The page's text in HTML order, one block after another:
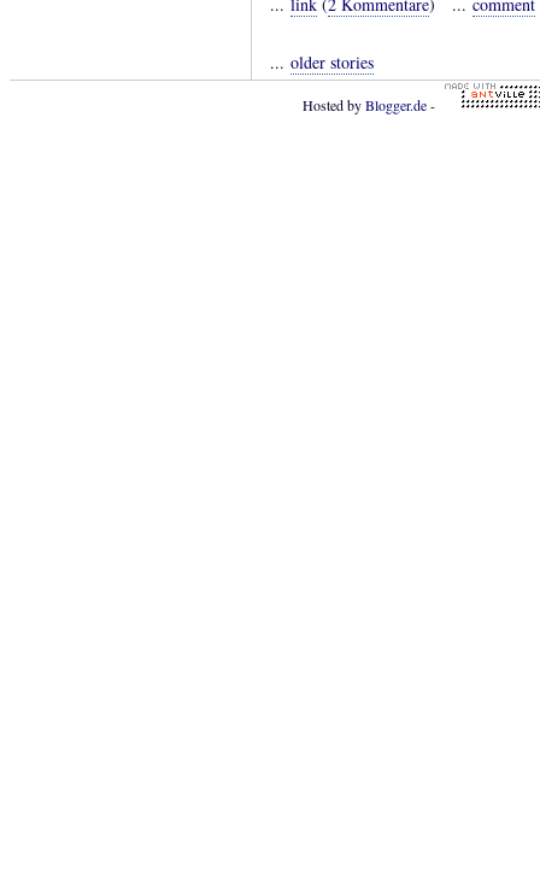
... older stories
Hosted byBlogger.de-